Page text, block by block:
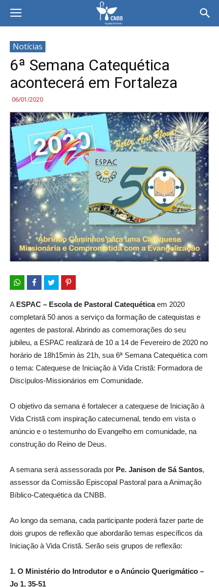
Notícias
6ª Semana Catequética
acontecerá em Fortaleza
06/01/2020
A ESPAC – Escola de Pastoral Catequéticaem 2020
completará 50 anos a serviço da formação de catequistas e
agentes de pastoral. Abrindo as comemorações do seu
jubileu, a ESPAC realizará de 10 a 14 de Fevereiro de 2020 no
horário de 18h15min às 21h, sua 6ª Semana Catequética com
o tema: Catequese de Iniciação à Vida Cristã: Formadora de
Discípulos-Missionários em Comunidade.
O objetivo da semana é fortalecer a catequese de Iniciação à
Vida Cristã com inspiração catecumenal, tendo em vista o
anúncio e o testemunho do Evangelho em comunidade, na
construção do Reino de Deus.
A semana será assessorada por Pe. Janison de Sá Santos,
assessor da Comissão Episcopal Pastoral para a Animação
Bíblico-Catequética da CNBB.
Ao longo da semana, cada participante poderá fazer parte de
dois grupos de reflexão que abordarão temas específicos da
Iniciação à Vida Cristã. Serão seis grupos de reflexão:
1. O Ministério do Introdutor e o Anúncio Querigmático –
Jo 1, 35-51